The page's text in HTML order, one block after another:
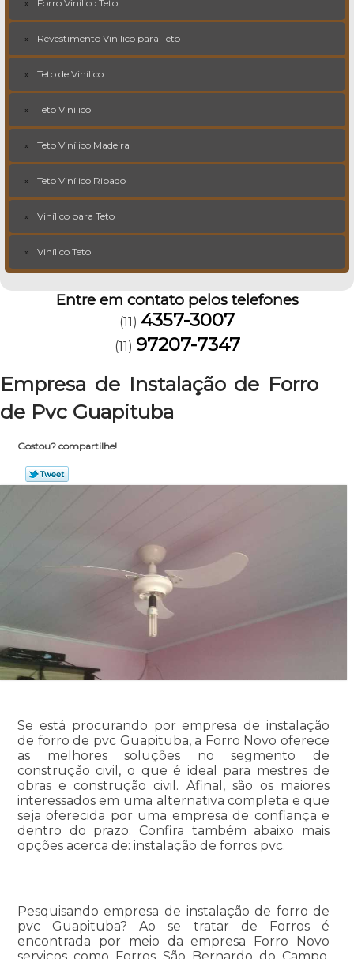
Forro Vinílico Teto
Revestimento Vinílico para Teto
Teto de Vinílico
Teto Vinílico
Teto Vinílico Madeira
Teto Vinílico Ripado
Vinílico para Teto
Vinílico Teto
Entre em contato pelos telefones
(11) 4357-3007
(11) 97207-7347
Empresa de Instalação de Forro
de Pvc Guapituba
Gostou? compartilhe!
Se está procurando por empresa de instalação
de forro de pvc Guapituba, a Forro Novo oferece
as melhores soluções no segmento de
construção civil, o que é ideal para mestres de
obras e construção civil. Afinal, são os maiores
interessados em uma alternativa completa e que
seja oferecida por uma empresa de confiança e
dentro do prazo. Confira também abaixo mais
opções acerca de: instalação de forros pvc.
Pesquisando empresa de instalação de forro de
pvc Guapituba? Ao se tratar de Forros é
encontrada por meio da empresa Forro Novo